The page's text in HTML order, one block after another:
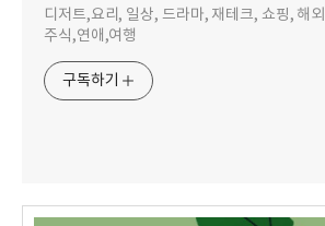
디저트,요리, 일상, 드라마, 재테크, 쇼핑, 해
주식,연애,여행
구독하기